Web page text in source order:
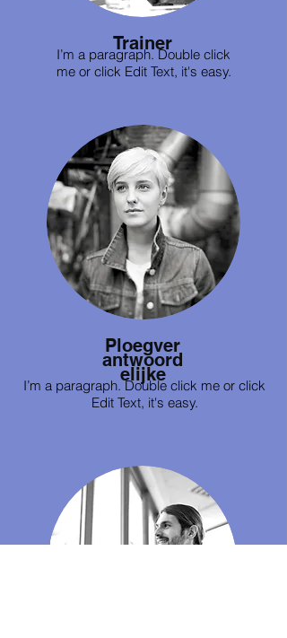
Trainer
I’m a paragraph. Double click
me or click Edit Text, it's easy.
Ploegver
antwoord
elijke
I’m a paragraph. Double click me or click
Edit Text, it's easy.